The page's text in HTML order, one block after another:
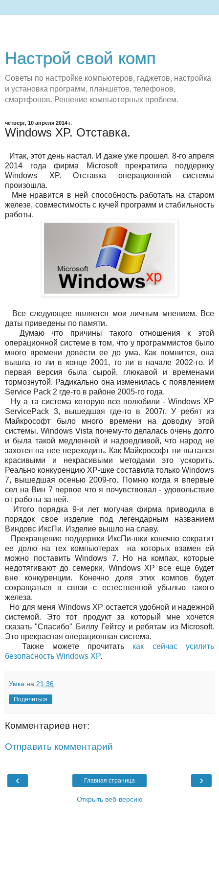
Настрой свой комп
Советы по настройке компьютеров, гаджетов, настройка
и установка программ, планшетов, телефонов,
смартфонов. Решение компьютерных проблем.
четверг, 10 апреля 2014 г.
Windows XP. Отставка.
Итак, этот день настал. И даже уже прошел. 8-го апреля
2014 года фирма Microsoft прекратила поддержку
Windows XP. Отставка операционной системы
произошла.
Мне нравится в ней способность работать на старом
железе, совместимость с кучей программ и стабильность
работы.
Все следующее является мои личным мнением. Все
даты приведены по памяти.
Думаю что причины такого отношения к этой
операционной системе в том, что у программистов было
много времени довести ее до ума. Как помнится, она
вышла то ли в конце 2001, то ли в начале 2002-го. И
первая версия была сырой, глюкавой и временами
тормознутой. Радикально она изменилась с появлением
Service Pack 2 где-то в районе 2005-го года.
Ну а та система которую все полюбили - Windows XP
ServicePack 3, вышедшая где-то в 2007г. У ребят из
Майкрософт было много времени на доводку этой
системы. Windows Vista почему-то делалась очень долго
и была такой медленной и надоедливой, что народ не
захотел на нее переходить. Как Майкрософт ни пытался
красивыми и некрасивыми методами это ускорить.
Реально конкуренцию XP-шке составила только Windows
7, вышедшая осенью 2009-го. Помню когда я впервые
сел на Вин 7 первое что я почувствовал - удовольствие
от работы за ней.
Итого порядка 9-и лет могучая фирма приводила в
порядок свое изделие под легендарным названием
Виндовс ИксПи. Изделие вышло на славу.
Прекращение поддержки ИксПи-шки конечно сократит
ее долю на тех компьютерах на которых взамен ей
можно поставить Windows 7. Но на компах, которые
недотягивают до семерки, Windows XP все еще будет
вне конкуренции. Конечно доля этих компов будет
сокращаться в связи с естественной убылью такого
железа.
Но для меня Windows XP остается удобной и надежной
системой. Это тот продукт за который мне хочется
сказать "Спасибо" Биллу Гейтсу и ребятам из Microsoft.
Это прекрасная операционная система.
Также можете прочитать как сейчас усилить
безопасность Windows XP.
Умка на 21:36
Поделиться
Комментариев нет:
Отправить комментарий
‹ ›
Главная страница
Открыть веб-версию